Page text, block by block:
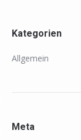
Kategorien
Allgemein
Meta